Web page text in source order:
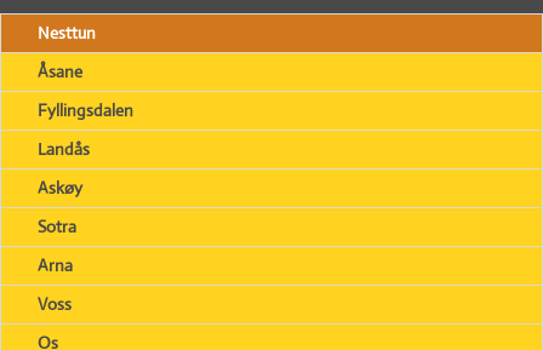
Nesttun
Åsane
Fyllingsdalen
Landås
Askøy
Sotra
Arna
Voss
Os